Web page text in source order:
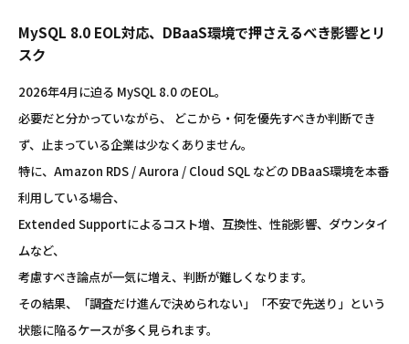
MySQL 8.0 EOL対応、DBaaS環境で押さえるべき影響とリ
スク
2026年4月に迫る MySQL 8.0 のEOL。
必要だと分かっていながら、 どこから・何を優先すべきか判断でき
ず、止まっている企業は少なくありません。
特に、Amazon RDS / Aurora / Cloud SQL などの DBaaS環境を本番
利用している場合、
Extended Supportによるコスト増、互換性、性能影響、ダウンタイ
ムなど、
考慮すべき論点が一気に増え、判断が難しくなります。
その結果、「調査だけ進んで決められない」「不安で先送り」という
状態に陥るケースが多く見られます。